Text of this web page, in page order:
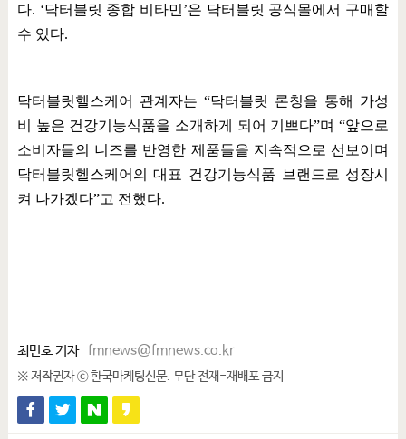
다. ‘닥터블릿 종합 비타민’은 닥터블릿 공식몰에서 구매할
수 있다.
닥터블릿헬스케어 관계자는 “닥터블릿 론칭을 통해 가성
비 높은 건강기능식품을 소개하게 되어 기쁘다”며“앞으로
소비자들의 니즈를 반영한 제품들을 지속적으로 선보이며
닥터블릿헬스케어의 대표 건강기능식품 브랜드로 성장시
켜 나가겠다”고 전했다.
최민호 기자 fmnews@fmnews.co.kr
※ 저작권자 ⓒ 한국마케팅신문. 무단 전재-재배포 금지